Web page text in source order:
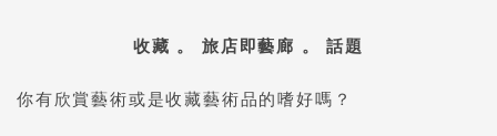
收藏 。 旅店即藝廊 。 話題
你有欣賞藝術或是收藏藝術品的嗜好嗎？